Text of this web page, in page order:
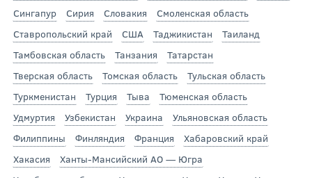
Сингапур
Сирия Словакия
Смоленская область
Ставропольский край
США Таджикистан
Таиланд
Тамбовская область
Танзания
Татарстан
Тверская область
Томская область
Тульская область
Туркменистан
Турция Тыва
Тюменская область
Удмуртия
Узбекистан Украина
Ульяновская область
Филиппины
Финляндия Франция
Хабаровский край
Хакасия
Ханты-Мансийский АО — Югра